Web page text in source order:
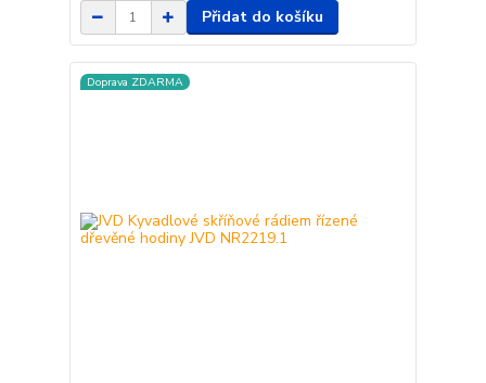
Přidat do košíku
Doprava ZDARMA